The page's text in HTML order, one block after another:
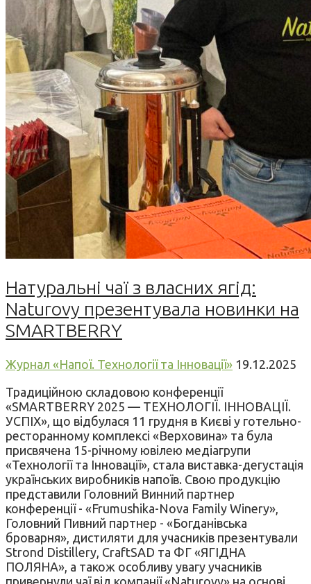
Натуральні чаї з власних ягід:
Naturovy презентувала новинки на
SMARTBERRY
Журнал «Напої. Технології та Інновації» 19.12.2025
Традиційною складовою конференції
«SMARTBERRY 2025 — ТЕХНОЛОГІЇ. ІННОВАЦІЇ.
УСПІХ», що відбулася 11 грудня в Києві у готельно-
ресторанному комплексі «Верховина» та була
присвячена 15-річному ювілею медіагрупи
«Технології та Інновації», стала виставка-дегустація
українських виробників напоїв. Свою продукцію
представили Головний Винний партнер
конференції - «Frumushika-Nova Family Winery»,
Головний Пивний партнер - «Богданівська
броварня», дистиляти для учасників презентували
Strond Distillery, CraftSAD та ФГ «ЯГІДНА
ПОЛЯНА», а також особливу увагу учасників
привернули чаї від компанії «Naturovy» на основі